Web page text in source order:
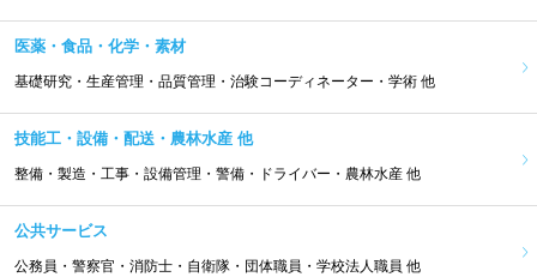
医薬・食品・化学・素材
基礎研究・生産管理・品質管理・治験コーディネーター・学術 他
技能工・設備・配送・農林水産 他
整備・製造・工事・設備管理・警備・ドライバー・農林水産 他
公共サービス
公務員・警察官・消防士・自衛隊・団体職員・学校法人職員 他